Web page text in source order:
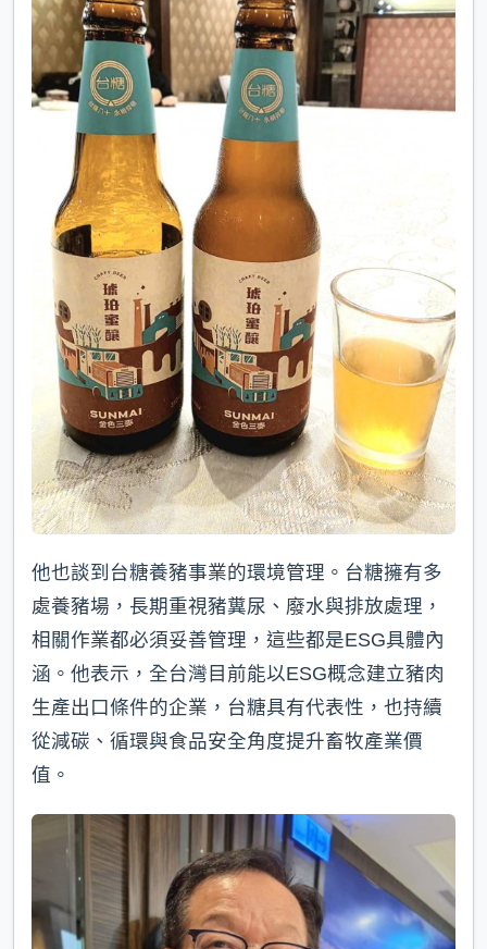
他也談到台糖養豬事業的環境管理。台糖擁有多
處養豬場，長期重視豬糞尿、廢水與排放處理，
相關作業都必須妥善管理，這些都是ESG具體內
涵。他表示，全台灣目前能以ESG概念建立豬肉
生產出口條件的企業，台糖具有代表性，也持續
從減碳、循環與食品安全角度提升畜牧產業價
值。